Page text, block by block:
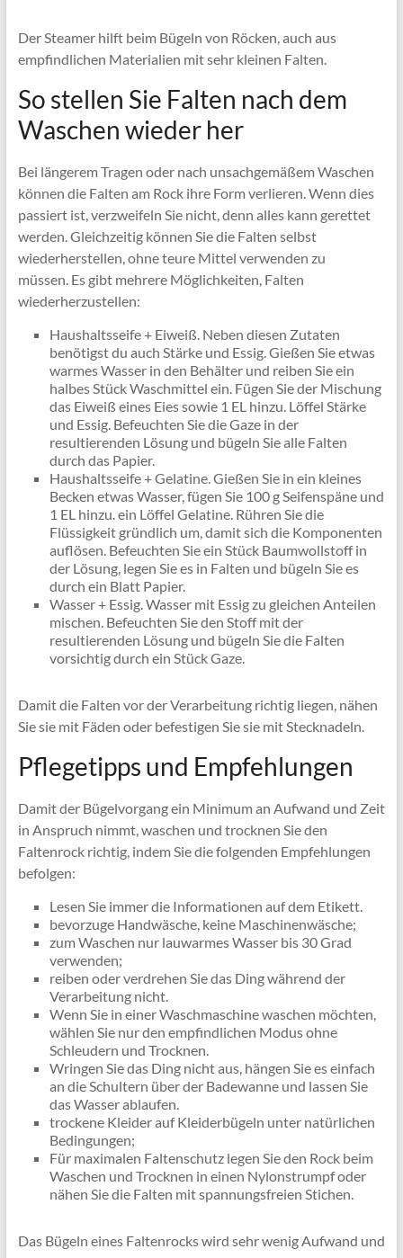
Der Steamer hilft beim Bügeln von Röcken, auch aus
empfindlichen Materialien mit sehr kleinen Falten.
So stellen Sie Falten nach dem
Waschen wieder her
Bei längerem Tragen oder nach unsachgemäßem Waschen
können die Falten am Rock ihre Form verlieren. Wenn dies
passiert ist, verzweifeln Sie nicht, denn alles kann gerettet
werden. Gleichzeitig können Sie die Falten selbst
wiederherstellen, ohne teure Mittel verwenden zu
müssen. Es gibt mehrere Möglichkeiten, Falten
wiederherzustellen:
Haushaltsseife + Eiweiß. Neben diesen Zutaten
benötigst du auch Stärke und Essig. Gießen Sie etwas
warmes Wasser in den Behälter und reiben Sie ein
halbes Stück Waschmittel ein. Fügen Sie der Mischung
das Eiweiß eines Eies sowie 1 EL hinzu. Löffel Stärke
und Essig. Befeuchten Sie die Gaze in der
resultierenden Lösung und bügeln Sie alle Falten
durch das Papier.
Haushaltsseife + Gelatine. Gießen Sie in ein kleines
Becken etwas Wasser, fügen Sie 100 g Seifenspäne und
1 EL hinzu. ein Löffel Gelatine. Rühren Sie die
Flüssigkeit gründlich um, damit sich die Komponenten
auflösen. Befeuchten Sie ein Stück Baumwollstoff in
der Lösung, legen Sie es in Falten und bügeln Sie es
durch ein Blatt Papier.
Wasser + Essig. Wasser mit Essig zu gleichen Anteilen
mischen. Befeuchten Sie den Stoff mit der
resultierenden Lösung und bügeln Sie die Falten
vorsichtig durch ein Stück Gaze.
Damit die Falten vor der Verarbeitung richtig liegen, nähen
Sie sie mit Fäden oder befestigen Sie sie mit Stecknadeln.
Pflegetipps und Empfehlungen
Damit der Bügelvorgang ein Minimum an Aufwand und Zeit
in Anspruch nimmt, waschen und trocknen Sie den
Faltenrock richtig, indem Sie die folgenden Empfehlungen
befolgen:
Lesen Sie immer die Informationen auf dem Etikett.
bevorzuge Handwäsche, keine Maschinenwäsche;
zum Waschen nur lauwarmes Wasser bis 30 Grad
verwenden;
reiben oder verdrehen Sie das Ding während der
Verarbeitung nicht.
Wenn Sie in einer Waschmaschine waschen möchten,
wählen Sie nur den empfindlichen Modus ohne
Schleudern und Trocknen.
Wringen Sie das Ding nicht aus, hängen Sie es einfach
an die Schultern über der Badewanne und lassen Sie
das Wasser ablaufen.
trockene Kleider auf Kleiderbügeln unter natürlichen
Bedingungen;
Für maximalen Faltenschutz legen Sie den Rock beim
Waschen und Trocknen in einen Nylonstrumpf oder
nähen Sie die Falten mit spannungsfreien Stichen.
Das Bügeln eines Faltenrocks wird sehr wenig Aufwand und